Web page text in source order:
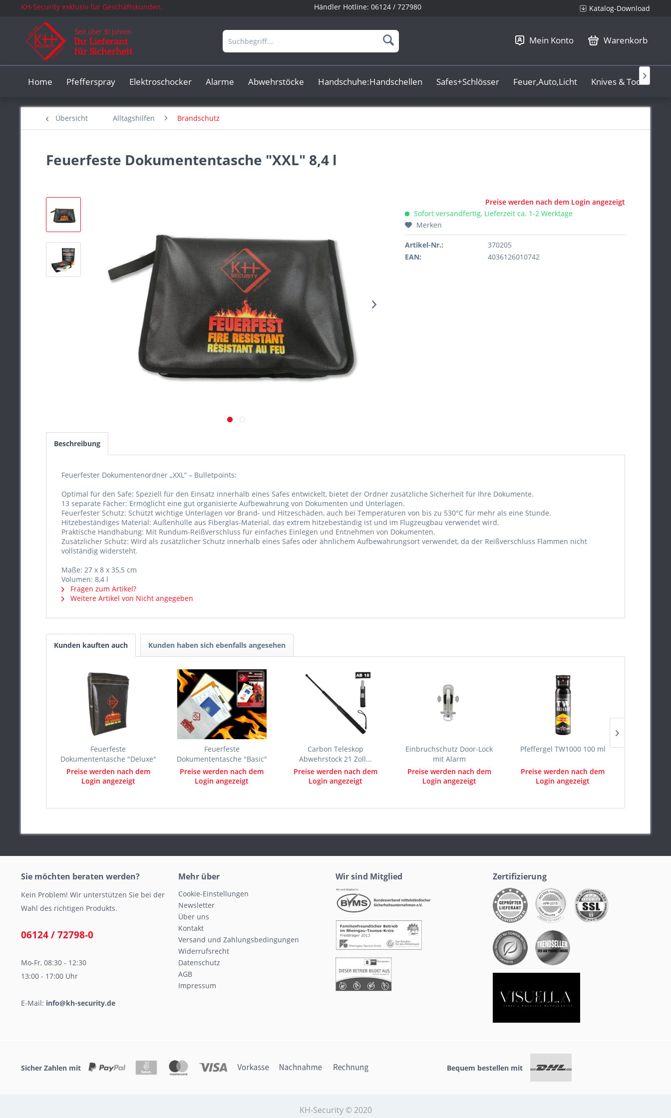
KH-Security exklusiv für Geschäftskunden. Händler Hotline: 06124 / 727980 Katalog-Download
Mein Konto Warenkorb
Home Pfefferspray Elektroschocker Alarme Abwehrstöcke Handschuhe:Handschellen Safes+Schlösser Feuer,Auto,Licht Knives & Tools

Übersicht Alltagshilfen Brandschutz
Feuerfeste Dokumententasche "XXL" 8,4 l
Preise werden nach dem Login angezeigt
Sofort versandfertig, Lieferzeit ca. 1-2 Werktage
Merken
Artikel-Nr.:
370205
EAN:
4036126010742
Beschreibung
Feuerfester Dokumentenordner „XXL“ – Bulletpoints:
Optimal für den Safe: Speziell für den Einsatz innerhalb eines Safes entwickelt, bietet der Ordner zusätzliche Sicherheit für Ihre Dokumente.
13 separate Fächer: Ermöglicht eine gut organisierte Aufbewahrung von Dokumenten und Unterlagen.
Feuerfester Schutz: Schützt wichtige Unterlagen vor Brand- und Hitzeschäden, auch bei Temperaturen von bis zu 530°C für mehr als eine Stunde.
Hitzebeständiges Material: Außenhülle aus Fiberglas-Material, das extrem hitzebeständig ist und im Flugzeugbau verwendet wird.
Praktische Handhabung: Mit Rundum-Reißverschluss für einfaches Einlegen und Entnehmen von Dokumenten.
Zusätzlicher Schutz: Wird als zusätzlicher Schutz innerhalb eines Safes oder ähnlichem Aufbewahrungsort verwendet, da der Reißverschluss Flammen nicht
vollständig widersteht.
Maße: 27 x 8 x 35,5 cm
Volumen: 8,4 l
Fragen zum Artikel?
Weitere Artikel von Nicht angegeben
Kunden kauften auch Kunden haben sich ebenfalls angesehen
Feuerfeste
Dokumententasche "Deluxe"
4,9 l
Preise werden nach dem
Login angezeigt
Feuerfeste
Dokumententasche "Basic"
Preise werden nach dem
Login angezeigt
Carbon Teleskop
Abwehrstock 21 Zoll...
Preise werden nach dem
Login angezeigt
Einbruchschutz Door-Lock
mit Alarm
Preise werden nach dem
Login angezeigt
Pfeffergel TW1000 100 ml
Preise werden nach dem
Login angezeigt
Sie möchten beraten werden?
Kein Problem! Wir unterstützen Sie bei der
Wahl des richtigen Produkts.
06124 / 72798-0
Mo-Fr, 08:30 - 12:30
13:00 - 17:00 Uhr
E-Mail: info@kh-security.de
Mehr über
Cookie-Einstellungen
Newsletter
Über uns
Kontakt
Versand und Zahlungsbedingungen
Widerrufsrecht
Datenschutz
AGB
Impressum
Wir sind Mitglied Zertifizierung
Sicher Zahlen mit Bequem bestellen mit
KH-Security © 2020